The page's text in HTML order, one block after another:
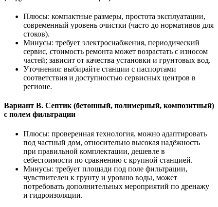
Плюсы: компактные размеры, простота эксплуатации,
современный уровень очистки (часто до нормативов для
стоков).
Минусы: требует электроснабжения, периодический
сервис, стоимость ремонта может возрастать с износом
частей; зависит от качества установки и грунтовых вод.
Уточнения: выбирайте станции с паспортами
соответствия и доступностью сервисных центров в
регионе.
Вариант В. Септик (бетонный, полимерный, композитный)
с полем фильтрации
Плюсы: проверенная технология, можно адаптировать
под частный дом, относительно высокая надёжность
при правильной комплектации, дешевле в
себестоимости по сравнению с крупной станцией.
Минусы: требует площади под поле фильтрации,
чувствителен к грунту и уровню воды, может
потребовать дополнительных мероприятий по дренажу
и гидроизоляции.